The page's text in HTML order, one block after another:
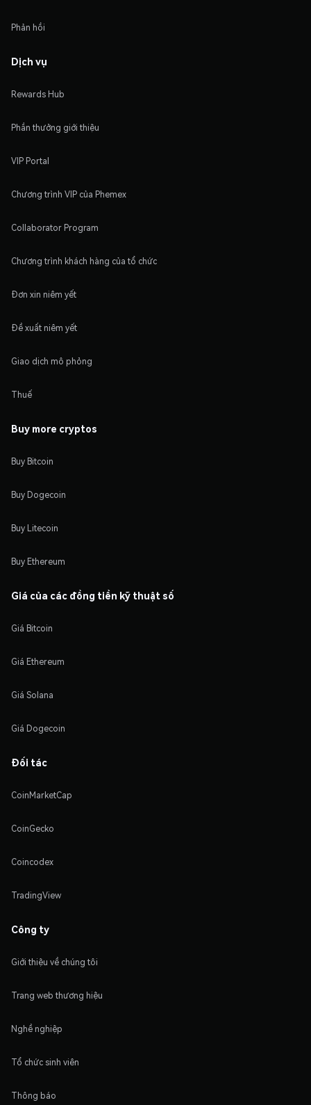
Phản hồi
Dịch vụ
Rewards Hub
Phần thưởng giới thiệu
VIP Portal
Chương trình VIP của Phemex
Collaborator Program
Chương trình khách hàng của tổ chức
Đơn xin niêm yết
Đề xuất niêm yết
Giao dịch mô phỏng
Thuế
Buy more cryptos
Buy Bitcoin
Buy Dogecoin
Buy Litecoin
Buy Ethereum
Giá của các đồng tiền kỹ thuật số
Giá Bitcoin
Giá Ethereum
Giá Solana
Giá Dogecoin
Đối tác
CoinMarketCap
CoinGecko
Coincodex
TradingView
Công ty
Giới thiệu về chúng tôi
Trang web thương hiệu
Nghề nghiệp
Tổ chức sinh viên
Thông báo